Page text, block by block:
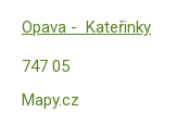
Opava -
Kateřinky
747 05
Mapy.cz